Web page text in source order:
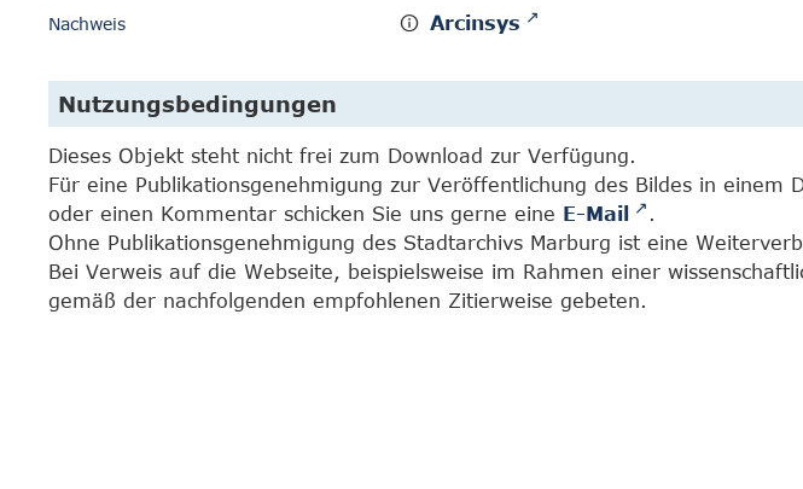
Nachweis Arcinsys
Nutzungsbedingungen
Dieses Objekt steht nicht frei zum Download zur Verfügung.
Für eine Publikationsgenehmigung zur Veröffentlichung des Bildes in einem
oder einen Kommentar schicken Sie uns gerne eine E-Mail
.
Ohne Publikationsgenehmigung des Stadtarchivs Marburg ist eine
Bei Verweis auf die Webseite, beispielsweise im Rahmen einer
gemäß der nachfolgenden empfohlenen Zitierweise gebeten.